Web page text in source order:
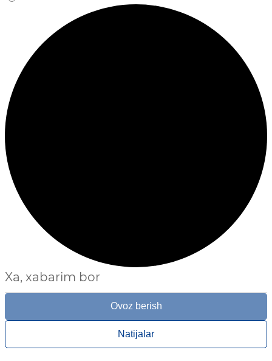
Xa, xabarim bor
Ovoz berish
Natijalar